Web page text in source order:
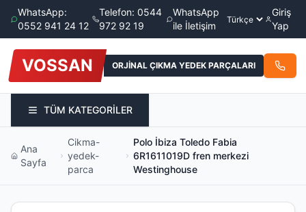
WhatsApp:
0552 941 24 12
Telefon: 0544
972 92 19
WhatsApp
ile İletişim
Giriş
Yap
VOSSAN ORJİNAL ÇIKMA YEDEK PARÇALARI
TÜM KATEGORİLER
Ana
Sayfa
Cikma-
yedek-
parca
Polo İbiza Toledo Fabia
6R1611019D fren merkezi
Westinghouse